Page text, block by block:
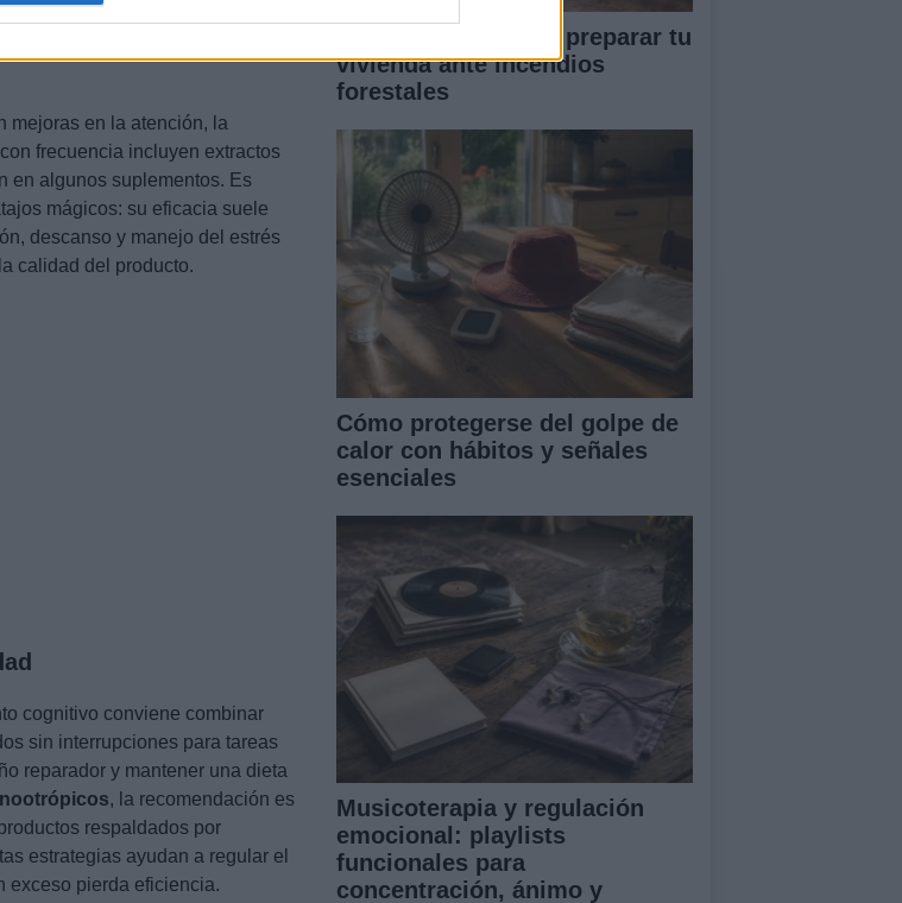
mejoras en la atención, la
frecuencia incluyen extractos
en algunos suplementos. Es
mágicos: su eficacia suele
descanso y manejo del estrés
calidad del producto.
cognitivo conviene combinar
sin interrupciones para tareas
reparador y mantener una dieta
nootrópicos, la recomendación es
respaldados por
estrategias ayudan a regular el
exceso pierda eficiencia.
Guía completa para preparar tu
vivienda ante incendios
forestales
Cómo protegerse del golpe de
calor con hábitos y señales
esenciales
Musicoterapia y regulación
emocional: playlists
funcionales para
concentración, ánimo y